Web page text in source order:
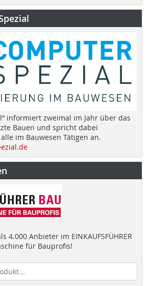
informiert zweimal im Jahr über das
Bauen und spricht dabei
im Bauwesen Tätigen an.
4.000 Anbieter im EINKAUFSFÜHRER
für Bauprofis!